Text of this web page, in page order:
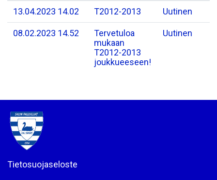
13.04.2023 14.02 T2012-2013 Uutinen
08.02.2023 14.52
Tervetuloa
mukaan
T2012-2013
joukkueeseen!
Uutinen
Tietosuojaseloste